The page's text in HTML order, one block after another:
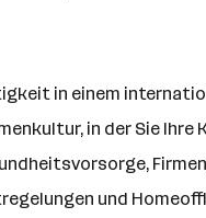
in einem
in der Sie Ihre
und